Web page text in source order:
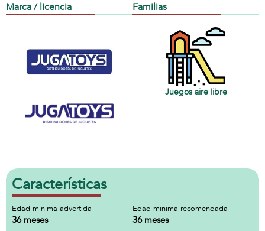
Marca / licencia Familias
Juegos aire libre
Características
Edad minima advertida
36 meses
Edad minima recomendada
36 meses